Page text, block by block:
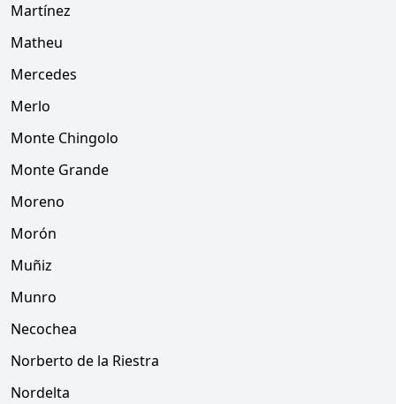
Martínez
Matheu
Mercedes
Merlo
Monte Chingolo
Monte Grande
Moreno
Morón
Muñiz
Munro
Necochea
Norberto de la Riestra
Nordelta